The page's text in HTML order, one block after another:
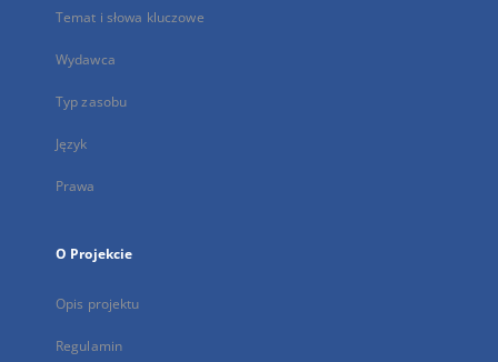
Temat i słowa kluczowe
Wydawca
Typ zasobu
Język
Prawa
O Projekcie
Opis projektu
Regulamin